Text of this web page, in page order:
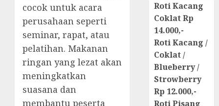
cocok untuk acara
perusahaan seperti
seminar, rapat, atau
pelatihan. Makanan
ringan yang lezat akan
meningkatkan
suasana dan
membantu peserta
Roti Kacang
Coklat Rp
14.000,-
Roti Kacang /
Coklat /
Blueberry /
Strowberry
Rp 12.000,-
Roti Pisang